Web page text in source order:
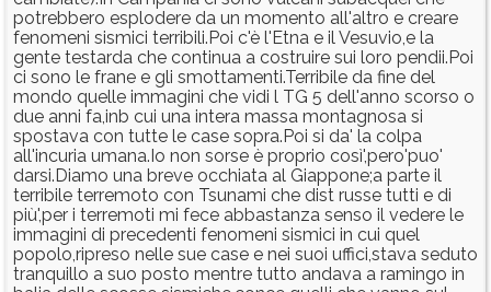
potrebbero esplodere da un momento all'altro e creare
fenomeni sismici terribili.Poi c'è l'Etna e il Vesuvio,e la
gente testarda che continua a costruire sui loro pendii.Poi
ci sono le frane e gli smottamenti.Terribile da fine del
mondo quelle immagini che vidi l TG 5 dell'anno scorso o
due anni fa,inb cui una intera massa montagnosa si
spostava con tutte le case sopra.Poi si da' la colpa
all'incuria umana.Io non sorse è proprio così',pero'puo'
darsi.Diamo una breve occhiata al Giappone;a parte il
terribile terremoto con Tsunami che dist russe tutti e di
più',per i terremoti mi fece abbastanza senso il vedere le
immagini di precedenti fenomeni sismici in cui quel
popolo,ripreso nelle sue case e nei suoi uffici,stava seduto
tranquillo a suo posto mentre tutto andava a ramingo in